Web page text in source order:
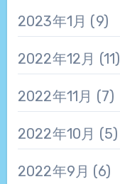
2023年1月 (9)
2022年12月 (11)
2022年11月 (7)
2022年10月 (5)
2022年9月 (6)